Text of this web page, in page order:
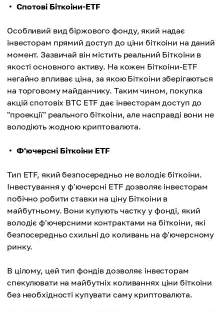
Спотові Біткоіни-ETF
Особливий вид біржового фонду, який надає
інвесторам прямий доступ до ціни біткоіни на даний
момент. Зазвичай він містить реальний Біткоіни в
якості основного активу. На кожен Біткоіни-ETF
негайно впливає ціна, за якою Біткоіни зберігаються
на торговому майданчику. Таким чином, покупка
акцій спотовіх BTC ETF дає інвесторам доступ до
"проекції" реального біткоіни, але насправді вони не
володіють жодною криптовалюта.
Ф'ючерсні Біткоіни ETF
Тип ETF, який безпосередньо не володіє біткоіни.
Інвестування у ф'ючерсні ETF дозволяє інвесторам
побічно робити ставки на ціну Біткоіни в
майбутньому. Вони купують частку у фонді, який
володіє ф'ючерсними контрактами на біткоіни, які
безпосередньо схильні до коливань на ф'ючерсному
ринку.
В цілому, цей тип фондів дозволяє інвесторам
спекулювати на майбутніх коливаннях ціни біткоіни
без необхідності купувати саму криптовалюта.